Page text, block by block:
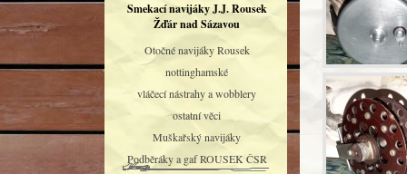
Smekací navijáky J.J. Rousek
Žďár nad Sázavou
Otočné navijáky Rousek
nottinghamské
vláčecí nástrahy a wobblery
ostatní věci
Muškařský navijáky
Podběráky a gaf ROUSEK ČSR